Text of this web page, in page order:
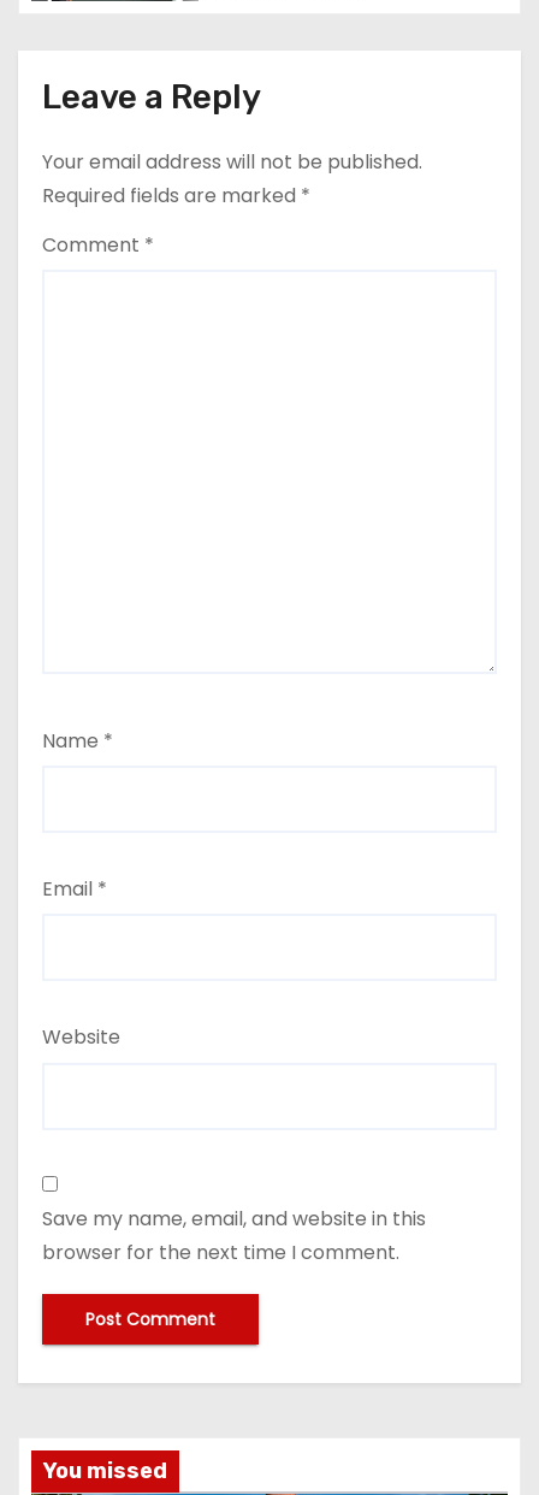
Leave a Reply
Your email address will not be published.
Required fields are marked *
Comment *
Name *
Email *
Website
Save my name, email, and website in this
browser for the next time I comment.
r
You missed